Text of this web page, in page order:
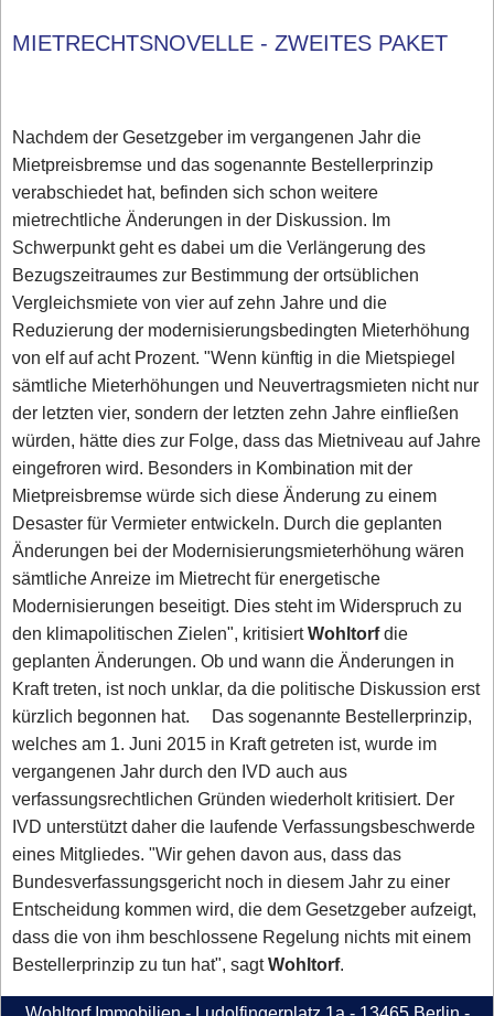
MIETRECHTSNOVELLE - ZWEITES PAKET
Nachdem der Gesetzgeber im vergangenen Jahr die
Mietpreisbremse und das sogenannte Bestellerprinzip
verabschiedet hat, befinden sich schon weitere
mietrechtliche Änderungen in der Diskussion. Im
Schwerpunkt geht es dabei um die Verlängerung des
Bezugszeitraumes zur Bestimmung der ortsüblichen
Vergleichsmiete von vier auf zehn Jahre und die
Reduzierung der modernisierungsbedingten Mieterhöhung
von elf auf acht Prozent. "Wenn künftig in die Mietspiegel
sämtliche Mieterhöhungen und Neuvertragsmieten nicht nur
der letzten vier, sondern der letzten zehn Jahre einfließen
würden, hätte dies zur Folge, dass das Mietniveau auf Jahre
eingefroren wird. Besonders in Kombination mit der
Mietpreisbremse würde sich diese Änderung zu einem
Desaster für Vermieter entwickeln. Durch die geplanten
Änderungen bei der Modernisierungsmieterhöhung wären
sämtliche Anreize im Mietrecht für energetische
Modernisierungen beseitigt. Dies steht im Widerspruch zu
den klimapolitischen Zielen", kritisiertWohltorfdie
geplanten Änderungen. Ob und wann die Änderungen in
Kraft treten, ist noch unklar, da die politische Diskussion erst
kürzlich begonnen hat. Das sogenannte Bestellerprinzip,
welches am 1. Juni 2015 in Kraft getreten ist, wurde im
vergangenen Jahr durch den IVD auch aus
verfassungsrechtlichen Gründen wiederholt kritisiert. Der
IVD unterstützt daher die laufende Verfassungsbeschwerde
eines Mitgliedes. "Wir gehen davon aus, dass das
Bundesverfassungsgericht noch in diesem Jahr zu einer
Entscheidung kommen wird, die dem Gesetzgeber aufzeigt,
dass die von ihm beschlossene Regelung nichts mit einem
Bestellerprinzip zu tun hat", sagtWohltorf.